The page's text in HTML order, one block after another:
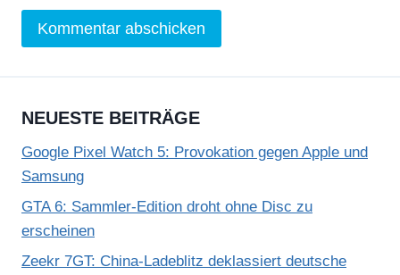
NEUESTE BEITRÄGE
Google Pixel Watch 5: Provokation gegen Apple und
Samsung
GTA 6: Sammler-Edition droht ohne Disc zu
erscheinen
Zeekr 7GT: China-Ladeblitz deklassiert deutsche